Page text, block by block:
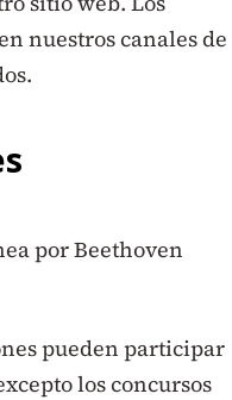
nuestros canales de
por Beethoven
pueden participar
los concursos